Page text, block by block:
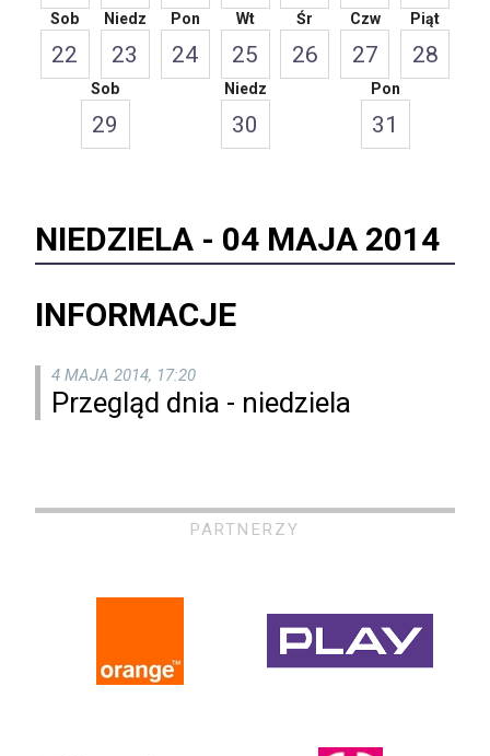
Sob
22
Niedz
23
Pon
24
Wt
25
Śr
26
Czw
27
Piąt
28
Sob
29
Niedz
30
Pon
31
NIEDZIELA - 04 MAJA 2014
INFORMACJE
4 MAJA 2014, 17:20
Przegląd dnia - niedziela
PARTNERZY